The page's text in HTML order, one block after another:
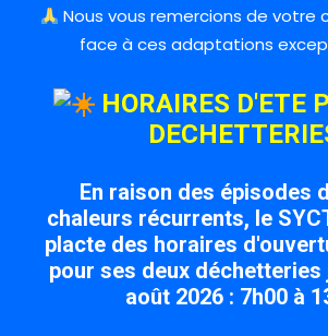
Nous vous remercions de votre
face à ces adaptations
HORAIRES D'ETE
En raison des épisodes
chaleurs récurrents, le
placte des horaires
pour ses deux déchetteries
août 2026 : 7h00 à